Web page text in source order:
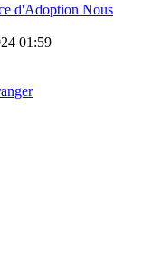
d'Adoption Nous
01:59